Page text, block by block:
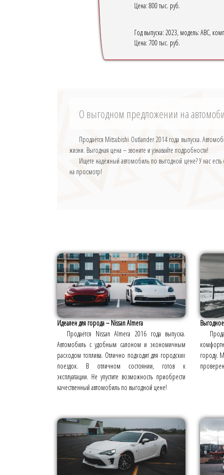
Цена: 800 тыс. руб.
Год выпуска: 2023, модель: ABC,
Цена: 700 тыс. руб.
О выгодном предложении на
Продаётся Mitsubishi Outlander 2014 года выпуска.
жизни. Выгодная цена – звоните и узнавайте подробности!
Ищете надёжный автомобиль по выгодной цене? У нас
на просмотр!
Идеален для города – Nissan Almera
Продаётся Nissan Almera 2016 года выпуска.
Автомобиль с удобным салоном и экономичным
расходом топлива. Отлично подходит для городских
поездок. В отличном состоянии, готов к
эксплуатации. Не упустите возможность приобрести
качественный автомобиль по выгодной цене!
городу.